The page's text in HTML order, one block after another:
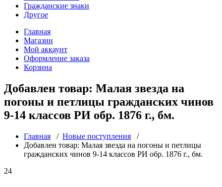
Гражданские знаки
Другое
Главная
Магазин
Мой аккаунт
Оформление заказа
Корзина
Добавлен товар: Малая звезда на
погоны и петлицы гражданских чинов
9-14 классов РИ обр. 1876 г., бм.
Главная / Новые поступления /
Добавлен товар: Малая звезда на погоны и петлицы
гражданских чинов 9-14 классов РИ обр. 1876 г., бм.
24